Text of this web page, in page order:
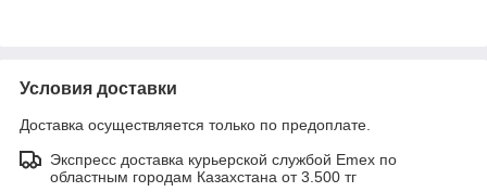
Условия доставки
Доставка осуществляется только по предоплате.
Экспресс доставка курьерской службой Emex по
областным городам Казахстана от 3.500 тг